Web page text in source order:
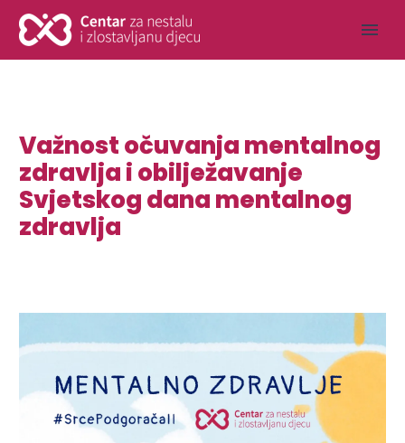
Važnost očuvanja mentalnog
zdravlja i obilježavanje
Svjetskog dana mentalnog
zdravlja